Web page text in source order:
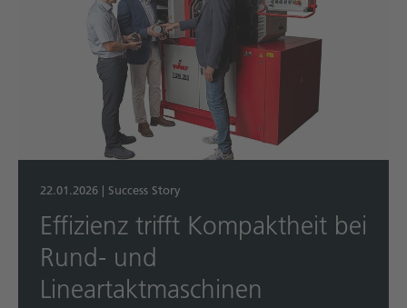
22.01.2026 | Success Story
Effizienz trifft Kompaktheit bei
Rund- und
Lineartaktmaschinen